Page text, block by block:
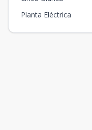
Planta Eléctrica